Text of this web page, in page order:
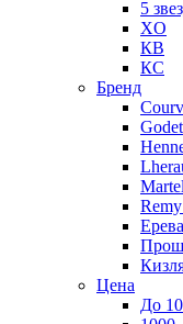
5
XO
КВ
КС
Бренд
Godet
Цена
До